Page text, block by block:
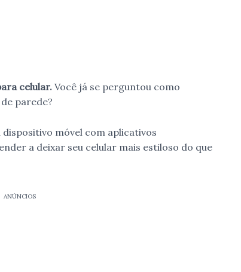
celular.Você já se perguntou como
parede?
móvel com aplicativos
a deixar seu celular mais estiloso do que
ANÚNCIOS